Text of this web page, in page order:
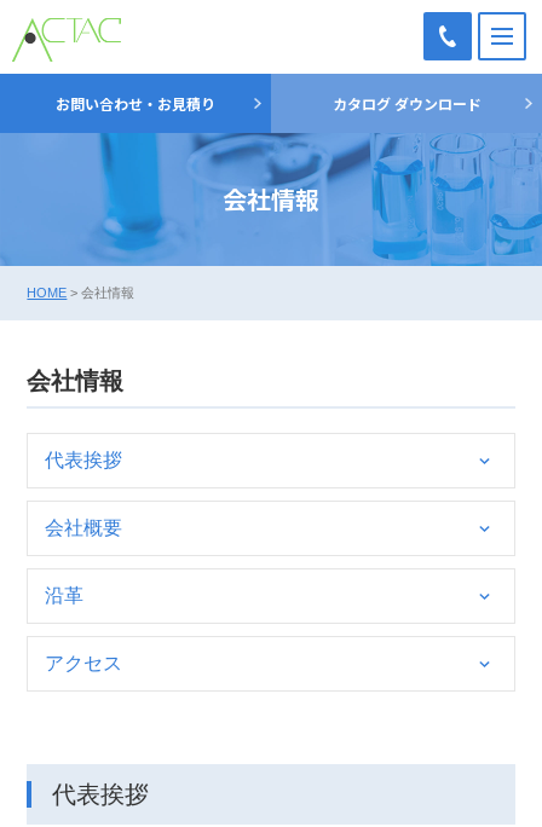
TEL：
03-
5698-
7051
お問い合わせ・お見積り カタログ ダウンロード
会社情報
HOME >会社情報
会社情報
代表挨拶
会社概要
沿革
アクセス
代表挨拶